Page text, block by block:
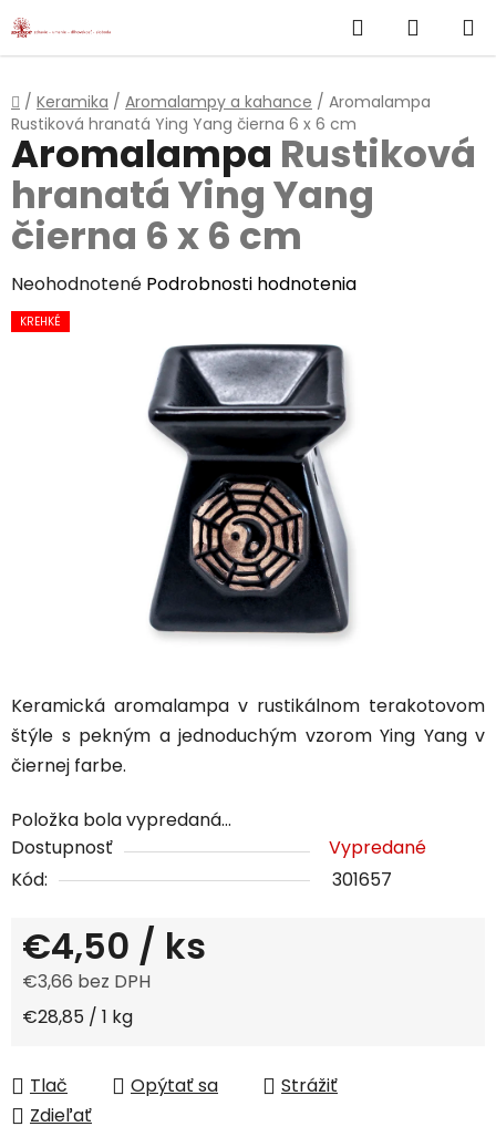
Prejsť
na
Hľadať
KOŠÍK
Domov
/ Keramika / Aromalampy a kahance / Aromalampa
Rustiková hranatá Ying Yang čierna 6 x 6 cm
Keramická aromalampa v rustikálnom terakotovom
štýle s pekným a jednoduchým vzorom Ying Yang v
čiernej farbe.
Položka bola vypredaná…
Dostupnosť
Vypredané
Kód:
301657
€4,50 / ks
€3,66 bez DPH
Jednotková cena:
€28,85 / 1 kg
Tlač Opýtať sa
Strážiť
Zdieľať
Aromalampa Rustiková
hranatá Ying Yang
čierna 6 x 6 cm
Priemerné
hodnotenie
Neohodnotené Podrobnosti hodnotenia
KREHKÉ